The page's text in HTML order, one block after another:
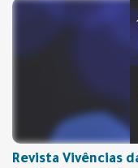
Revista Vivências